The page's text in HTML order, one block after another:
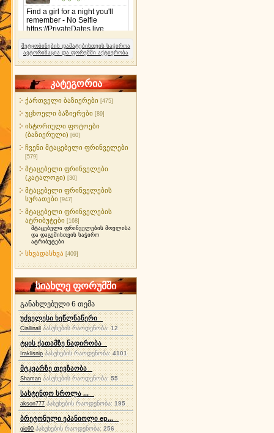
შეტყობინების დამატებისთვის საჭიროა
ავტორიზაცია და ფორუმში აქტიურობა
კატეგორია
ქართველი ბაზიერები [475]
უცხოელი ბაზიერები [89]
ისტორიული ფოტოები
(ბაზიერული) [60]
ჩვენი მტაცებელი ფრინველები
[579]
მტაცებელი ფრინველები
(კატალოგი) [30]
მტაცებელი ფრინველების
სურათები [947]
მტაცებელი ფრინველების
ატრიბუტები [168]
მტაცებელი ფრინველების მოვლისა
და დაგეშისთვის საჭირო
ატრიბუტები
სხვადასხვა [409]
სიახლე ფორუმში
განახლებული 6 თემა
უძველესი ხეწლნაწერი
Ciallinall პასუხების რაოდენობა:12
ტყის ქათამზე ნადირობა
Iraklisnip პასუხების რაოდენობა: 4101
მტკვარზე თევზაობა
Shaman პასუხების რაოდენობა:55
სასტენდო სროლა ...
akson777 პასუხების რაოდენობა:195
ბრეტონული ეპანიოლი ep...
gio90 პასუხების რაოდენობა:256